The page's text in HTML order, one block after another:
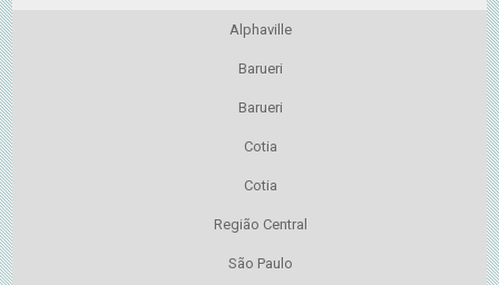
Alphaville
Barueri
Barueri
Cotia
Cotia
Região Central
São Paulo